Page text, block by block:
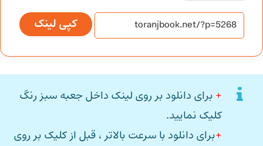
کپی لینک
+ برای دانلود بر روی لینک داخل جعبه سبز رنگ
کلیک نمایید.
+برای دانلود با سرعت بالاتر ، قبل از کلیک بر روی